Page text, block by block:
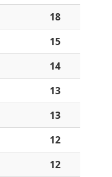
18
15
14
13
13
12
12